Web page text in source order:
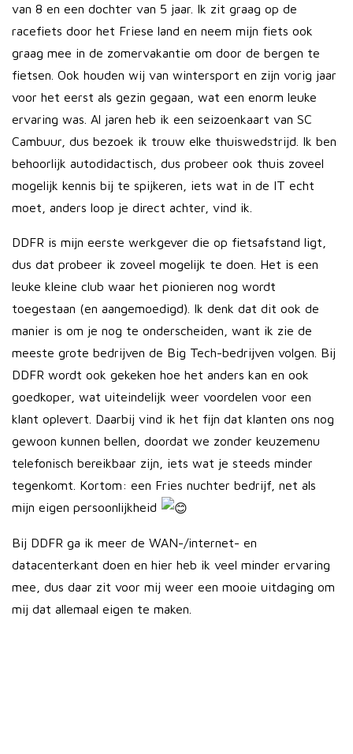
van 8 en een dochter van 5 jaar. Ik zit graag op de
racefiets door het Friese land en neem mijn fiets ook
graag mee in de zomervakantie om door de bergen te
fietsen. Ook houden wij van wintersport en zijn vorig jaar
voor het eerst als gezin gegaan, wat een enorm leuke
ervaring was. Al jaren heb ik een seizoenkaart van SC
Cambuur, dus bezoek ik trouw elke thuiswedstrijd. Ik ben
behoorlijk autodidactisch, dus probeer ook thuis zoveel
mogelijk kennis bij te spijkeren, iets wat in de IT echt
moet, anders loop je direct achter, vind ik.
DDFR is mijn eerste werkgever die op fietsafstand ligt,
dus dat probeer ik zoveel mogelijk te doen. Het is een
leuke kleine club waar het pionieren nog wordt
toegestaan (en aangemoedigd). Ik denk dat dit ook de
manier is om je nog te onderscheiden, want ik zie de
meeste grote bedrijven de Big Tech-bedrijven volgen. Bij
DDFR wordt ook gekeken hoe het anders kan en ook
goedkoper, wat uiteindelijk weer voordelen voor een
klant oplevert. Daarbij vind ik het fijn dat klanten ons nog
gewoon kunnen bellen, doordat we zonder keuzemenu
telefonisch bereikbaar zijn, iets wat je steeds minder
tegenkomt. Kortom: een Fries nuchter bedrijf, net als
mijn eigen persoonlijkheid
Bij DDFR ga ik meer de WAN-/internet- en
datacenterkant doen en hier heb ik veel minder ervaring
mee, dus daar zit voor mij weer een mooie uitdaging om
mij dat allemaal eigen te maken.